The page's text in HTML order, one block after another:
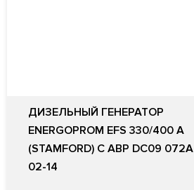
ДИЗЕЛЬНЫЙ ГЕНЕРАТОР
ENERGOPROM EFS 330/400 A
(STAMFORD) С АВР DС09 072A
02-14